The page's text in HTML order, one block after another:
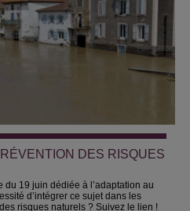
DES RISQUES
du 19 juin dédiée à l’adaptation au
d’intégrer ce sujet dans les
risques naturels ? Suivez le lien !